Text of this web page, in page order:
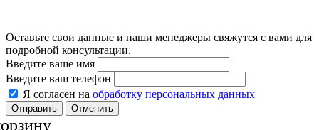
Оставьте свои данные и наши менеджеры свяжутся с вами для
подробной консультации.
Введите ваше имя
Введите ваш телефон
Я согласен на обработку персональных данных
Отменить